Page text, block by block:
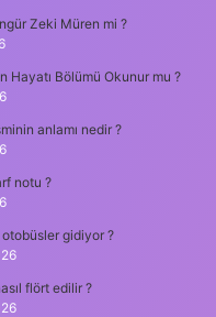
Zeki Müren mi ?
Hayatı Bölümü Okunur mu ?
anlamı nedir ?
notu ?
otobüsler gidiyor ?
flört edilir ?